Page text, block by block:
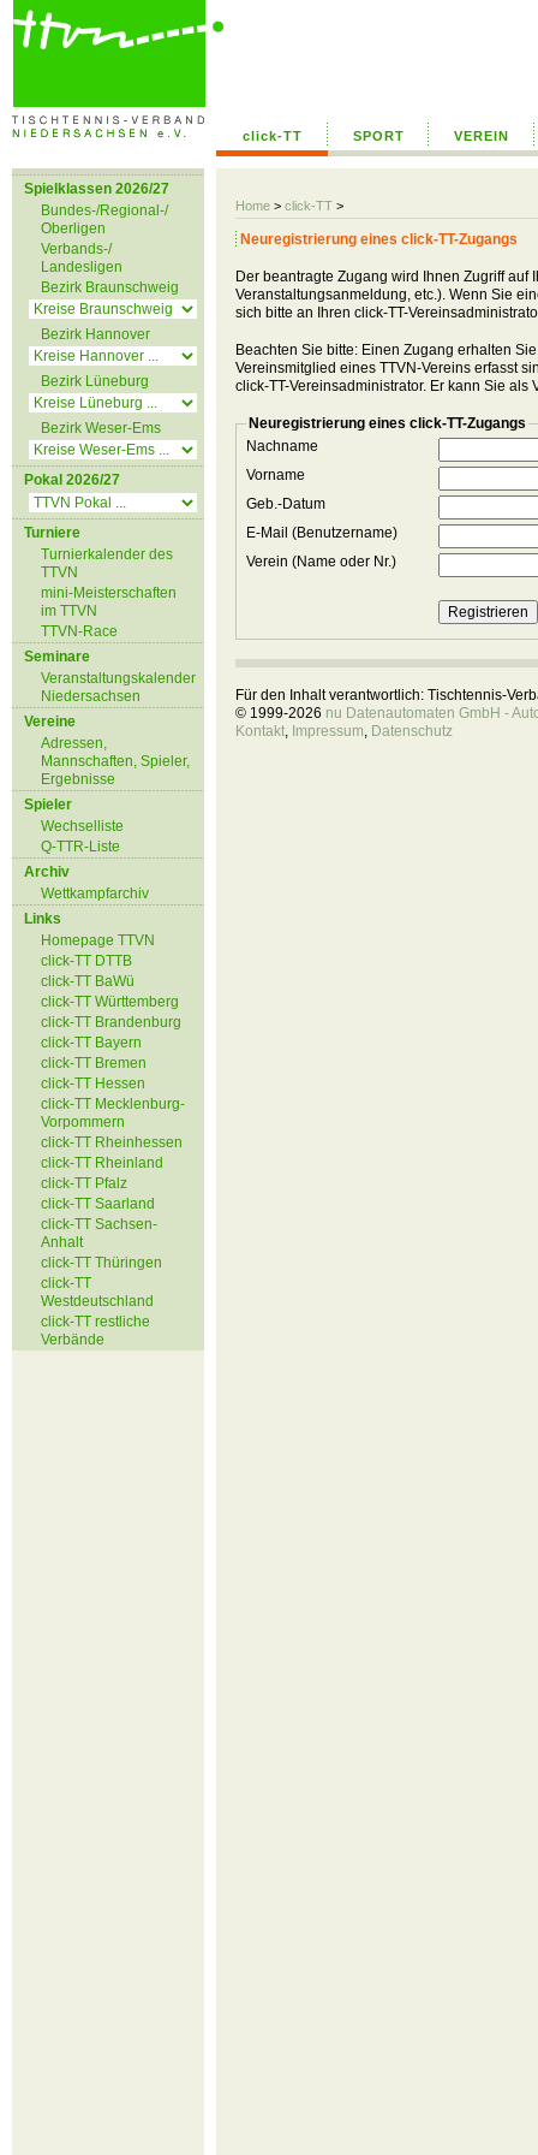
click-TT SPORT VEREIN
Home > click-TT >
Spielklassen 2026/27
Bundes-/Regional-/
Oberligen
Verbands-/
Landesligen
Bezirk Braunschweig
Bezirk Hannover
Bezirk Lüneburg
Bezirk Weser-Ems
Pokal 2026/27
Turniere
Turnierkalender des
TTVN
mini-Meisterschaften
im TTVN
TTVN-Race
Seminare
Veranstaltungskalender
Niedersachsen
Vereine
Adressen,
Mannschaften, Spieler,
Ergebnisse
Spieler
Wechselliste
Q-TTR-Liste
Archiv
Wettkampfarchiv
Links
Homepage TTVN
click-TT DTTB
click-TT BaWü
click-TT Württemberg
click-TT Brandenburg
click-TT Bayern
click-TT Bremen
click-TT Hessen
click-TT Mecklenburg-
Vorpommern
click-TT Rheinhessen
click-TT Rheinland
click-TT Pfalz
click-TT Saarland
click-TT Sachsen-
Anhalt
click-TT Thüringen
click-TT
Westdeutschland
click-TT restliche
Verbände
Neuregistrierung eines click-TT-Zugangs
Der beantragte Zugang wird Ihnen Zugriff
Veranstaltungsanmeldung, etc.). Wenn Sie
sich bitte an Ihren click-TT-
Beachten Sie bitte: Einen Zugang erhalten
Vereinsmitglied eines TTVN-Vereins erfasst
click-TT-Vereinsadministrator. Er kann Sie
Neuregistrierung eines click-TT-Zugangs
Nachname
Vorname
Geb.-Datum
E-Mail (Benutzername)
Verein (Name oder Nr.)
Für den Inhalt verantwortlich: Tischtennis-
© 1999-2026 nu Datenautomaten GmbH -
Kontakt, Impressum, Datenschutz